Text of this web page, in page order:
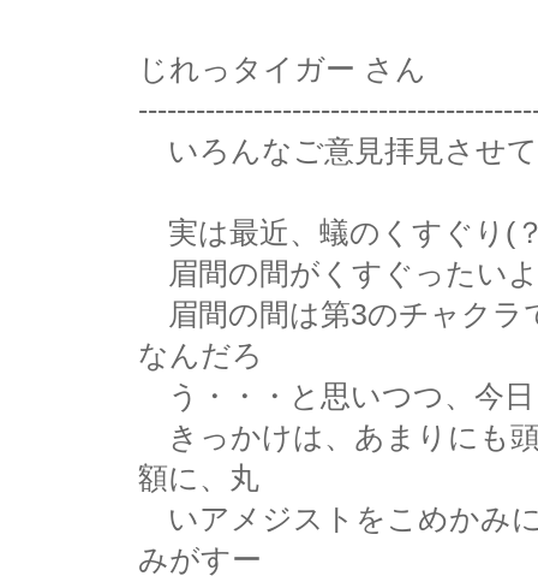
じれっタイガー さん
いろんなご意見拝見させ
実は最近、蟻のくすぐり(
眉間の間がくすぐったい
眉間の間は第3のチャクラ
なんだろ
う・・・と思いつつ、今
きっかけは、あまりにも
額に、丸
いアメジストをこめかみ
みがすー